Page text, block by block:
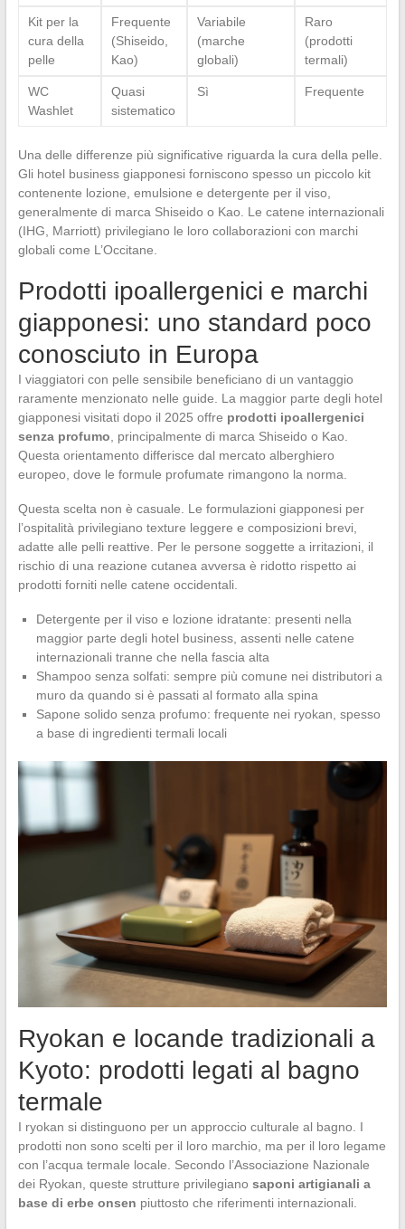
Kit per la
cura della
pelle
Frequente
(Shiseido,
Kao)
Variabile
(marche
globali)
Raro
(prodotti
termali)
WC
Washlet
Quasi
sistematico
Sì Frequente
Una delle differenze più significative riguarda la cura della pelle.
Gli hotel business giapponesi forniscono spesso un piccolo kit
contenente lozione, emulsione e detergente per il viso,
generalmente di marca Shiseido o Kao. Le catene internazionali
(IHG, Marriott) privilegiano le loro collaborazioni con marchi
globali come L’Occitane.
Prodotti ipoallergenici e marchi
giapponesi: uno standard poco
conosciuto in Europa
I viaggiatori con pelle sensibile beneficiano di un vantaggio
raramente menzionato nelle guide. La maggior parte degli hotel
giapponesi visitati dopo il 2025 offre prodotti ipoallergenici
senza profumo , principalmente di marca Shiseido o Kao.
Questa orientamento differisce dal mercato alberghiero
europeo, dove le formule profumate rimangono la norma.
Questa scelta non è casuale. Le formulazioni giapponesi per
l’ospitalità privilegiano texture leggere e composizioni brevi,
adatte alle pelli reattive. Per le persone soggette a irritazioni, il
rischio di una reazione cutanea avversa è ridotto rispetto ai
prodotti forniti nelle catene occidentali.
Detergente per il viso e lozione idratante: presenti nella
maggior parte degli hotel business, assenti nelle catene
internazionali tranne che nella fascia alta
Shampoo senza solfati: sempre più comune nei distributori a
muro da quando si è passati al formato alla spina
Sapone solido senza profumo: frequente nei ryokan, spesso
a base di ingredienti termali locali
Ryokan e locande tradizionali a
Kyoto: prodotti legati al bagno
termale
I ryokan si distinguono per un approccio culturale al bagno. I
prodotti non sono scelti per il loro marchio, ma per il loro legame
con l’acqua termale locale. Secondo l’Associazione Nazionale
dei Ryokan, queste strutture privilegiano saponi artigianali a
base di erbe onsen piuttosto che riferimenti internazionali.